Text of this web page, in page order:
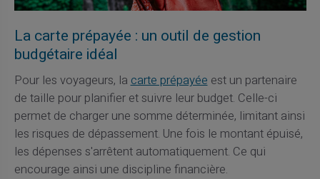
La carte prépayée : un outil de gestion
budgétaire idéal
Pour les voyageurs, lacarte prépayéeest un partenaire
de taille pour planifier et suivre leur budget. Celle-ci
permet de charger une somme déterminée, limitant ainsi
les risques de dépassement. Une fois le montant épuisé,
les dépenses s'arrêtent automatiquement. Ce qui
encourage ainsi une discipline financière.